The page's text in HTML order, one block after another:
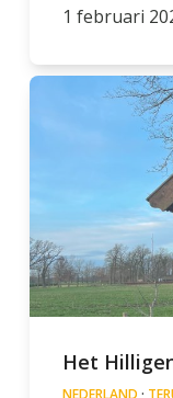
1 februari
Het